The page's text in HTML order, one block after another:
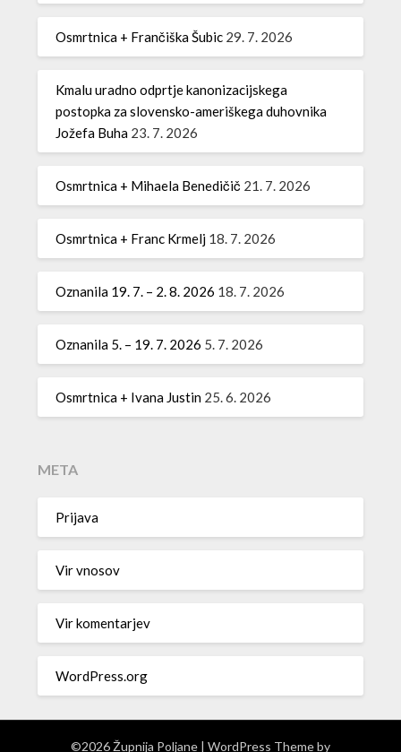
Osmrtnica + Frančiška Šubic 29. 7. 2026
Kmalu uradno odprtje kanonizacijskega
postopka za slovensko-ameriškega duhovnika
Jožefa Buha 23. 7. 2026
Osmrtnica + Mihaela Benedičič 21. 7. 2026
Osmrtnica + Franc Krmelj 18. 7. 2026
Oznanila 19. 7. – 2. 8. 2026 18. 7. 2026
Oznanila 5. – 19. 7. 2026 5. 7. 2026
Osmrtnica + Ivana Justin 25. 6. 2026
META
Prijava
Vir vnosov
Vir komentarjev
WordPress.org
©2026 Župnija Poljane | WordPress Theme by